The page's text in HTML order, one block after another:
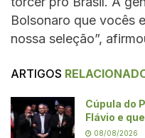
Bolsonaro que vocês
nossa seleção”,
ARTIGOS
Cúpula do
Flávio e
08/08/2026